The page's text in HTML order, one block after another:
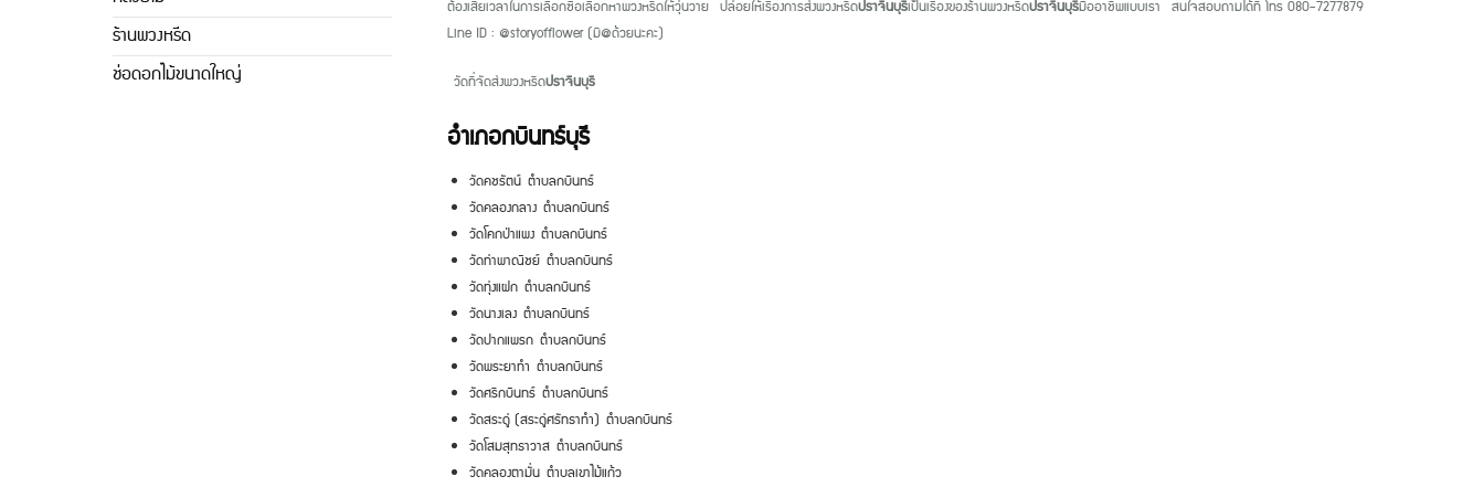
ต้องเสียเวลาในการเลือกซื้อเลือกหาพวงหรีดให้วุ่นวาย ปล่อยให้เรื่องการส่งพวงหรีดปราจีนบุรีเป็นเรื่องของร้านพวงหรีดปราจีนบุรีมืออาชีพแบบเรา สนใจสอบถามได้ที่ โทร080-7277879
Line ID : @storyofflower (มี@ด้วยนะคะ)
วัดที่จัดส่งพวงหรีดปราจีนบุรี
อำเภอกบินทร์บุรี
วัดคชรัตน์ ตำบลกบินทร์
วัดคลองกลาง ตำบลกบินทร์
วัดโคกป่าแพง ตำบลกบินทร์
วัดท่าพาณิชย์ ตำบลกบินทร์
วัดทุ่งแฝก ตำบลกบินทร์
วัดนางเลง ตำบลกบินทร์
วัดปากแพรก ตำบลกบินทร์
วัดพระยาทำ ตำบลกบินทร์
วัดศรีกบินทร์ ตำบลกบินทร์
วัดสระดู่ (สระดู่ศรัทธาทำ) ตำบลกบินทร์
วัดโสมสุทธาวาส ตำบลกบินทร์
วัดคลองตามั่น ตำบลเขาไม้แก้ว
ร้านพวงหรีด
ช่อดอกไม้ขนาดใหญ่